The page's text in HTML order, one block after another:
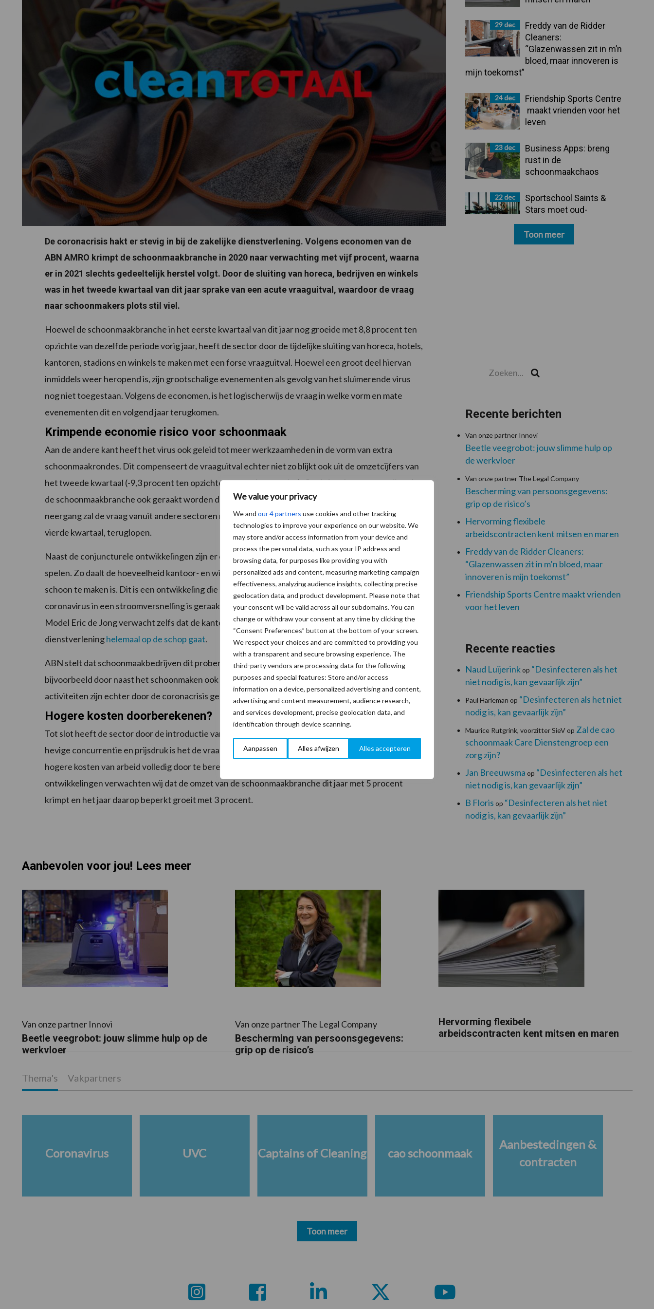
We value your privacy
We and our 4 partners use cookies and other tracking
technologies to improve your experience on our website. We
may store and/or access information from your device and
process the personal data, such as your IP address and
browsing data, for purposes like providing you with
personalized ads and content, measuring marketing campaign
effectiveness, analyzing audience insights, collecting precise
geolocation data, and product development. Please note that
your consent will be valid across all our subdomains. You can
change or withdraw your consent at any time by clicking the
“Consent Preferences” button at the bottom of your screen.
We respect your choices and are committed to providing you
with a transparent and secure browsing experience. The
third-party vendors are processing data for the following
purposes and special features: Store and/or access
information on a device, personalized advertising and content,
advertising and content measurement, audience research,
and services development, precise geolocation data, and
identification through device scanning.
Aanpassen Alles afwijzen Alles accepteren
De coronacrisis hakt er stevig in bij de zakelijke dienstverlening. Volgens economen van de
ABN AMRO krimpt de schoonmaakbranche in 2020 naar verwachting met vijf procent, waarna
er in 2021 slechts gedeeltelijk herstel volgt. Door de sluiting van horeca, bedrijven en winkels
was in het tweede kwartaal van dit jaar sprake van een acute vraaguitval, waardoor de vraag
naar schoonmakers plots stil viel.
Hoewel de schoonmaakbranche in het eerste kwartaal van dit jaar nog groeide met 8,8 procent ten
opzichte van dezelfde periode vorig jaar, heeft de sector door de tijdelijke sluiting van horeca, hotels,
kantoren, stadions en winkels te maken met een forse vraaguitval. Hoewel een groot deel hiervan
inmiddels weer heropend is, zijn grootschalige evenementen als gevolg van het sluimerende virus
nog niet toegestaan. Volgens de economen, is het logischerwijs de vraag in welke vorm en mate
evenementen dit en volgend jaar terugkomen.
Krimpende economie risico voor schoonmaak
Aan de andere kant heeft het virus ook geleid tot meer werkzaamheden in de vorm van extra
schoonmaakrondes. Dit compenseert de vraaguitval echter niet zo blijkt ook uit de omzetcijfers van
het tweede kwartaal (-9,3 procent ten opzichte van een jaar eerder). Op de iets langere termijn zal
de schoonmaakbranche ook geraakt worden door de krimpende economie. Door de economische
neergang zal de vraag vanuit andere sectoren naar schoonmaakactiviteiten, met name vanaf het
vierde kwartaal, teruglopen.
Naast de conjuncturele ontwikkelingen zijn er ook structurele ontwikkelingen die de sector parten
spelen. Zo daalt de hoeveelheid kantoor- en winkelruimte, waardoor er minder oppervlakte is om
schoon te maken is. Dit is een ontwikkeling die al langer gaande is, maar door de komst van het
coronavirus in een stroomversnelling is geraakt. Bedenker van het New Normative Management
Model Eric de Jong verwacht zelfs dat de kantooromgeving zodanig zal veranderen, dat de
dienstverleninghelemaal op de schop gaat.
ABN stelt dat schoonmaakbedrijven dit proberen op te vangen door hun activiteiten verbreden,
bijvoorbeeld door naast het schoonmaken ook de catering en de beveiliging te verzorgen. Ook deze
activiteiten zijn echter door de coronacrisis geraakt.
Hogere kosten doorberekenen?
Tot slot heeft de sector door de introductie van de WAB te maken met kostenstijgingen. Door de
hevige concurrentie en prijsdruk is het de vraag in hoeverre schoonmaakbedrijven in staat zijn de
hogere kosten van arbeid volledig door te berekenen aan hun klanten. Als gevolg van bovenstaande
ontwikkelingen verwachten wij dat de omzet van de schoonmaakbranche dit jaar met 5 procent
krimpt en het jaar daarop beperkt groeit met 3 procent.
29 dec
Freddy van de Ridder
Cleaners:
“Glazenwassen zit in m’n
bloed, maar innoveren is
mijn toekomst”
24 dec
Friendship Sports Centre
maakt vrienden voor het
leven
23 dec
Business Apps: breng
rust in de
schoonmaakchaos
22 dec
Sportschool Saints &
Stars moet oud-
betalen
Toon meer
Recente berichten
Van onze partner Innovi
Beetle veegrobot: jouw slimme hulp op
de werkvloer
Van onze partner The Legal Company
Bescherming van persoonsgegevens:
grip op de risico’s
Hervorming flexibele
arbeidscontracten kent mitsen en maren
Freddy van de Ridder Cleaners:
“Glazenwassen zit in m’n bloed, maar
innoveren is mijn toekomst”
Friendship Sports Centre maakt vrienden
voor het leven
Recente reacties
Naud Luijerinkop “Desinfecteren als het
niet nodig is, kan gevaarlijk zijn”
Paul Harleman op “Desinfecteren als het niet
nodig is, kan gevaarlijk zijn”
Maurice Rutgrink, voorzitter SieVop Zal de cao
schoonmaak Care Dienstengroep een
zorg zijn?
Jan Breeuwsma op “Desinfecteren als het
niet nodig is, kan gevaarlijk zijn”
B Floris op “Desinfecteren als het niet
nodig is, kan gevaarlijk zijn”
Aanbevolen voor jou! Lees meer
Van onze partner Innovi
Beetle veegrobot: jouw slimme hulp op de
werkvloer
Van onze partner The Legal Company
Bescherming van persoonsgegevens:
grip op de risico’s
Hervorming flexibele
arbeidscontracten kent mitsen en maren
Thema's Vakpartners
Coronavirus UVC Captains of Cleaning cao schoonmaak
Aanbestedingen &
contracten
Toon meer